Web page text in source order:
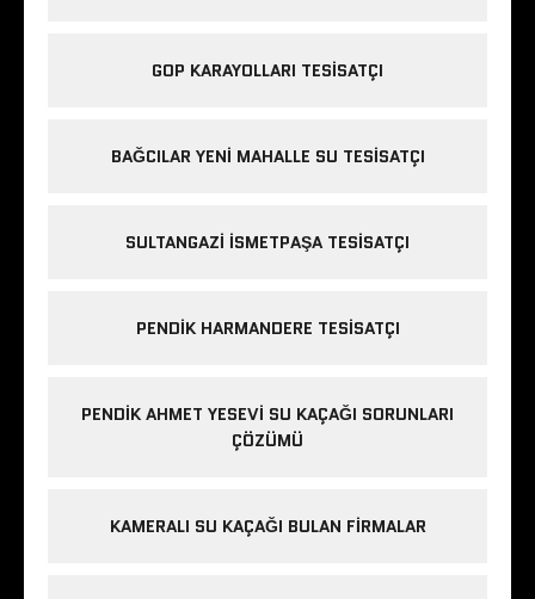
GOP KARAYOLLARI TESISATÇI
BAĞCILAR YENI MAHALLE SU TESISATÇI
SULTANGAZI ISMETPAŞA TESISATÇI
PENDIK HARMANDERE TESISATÇI
PENDIK AHMET YESEVI SU KAÇAĞI SORUNLARI
ÇÖZÜMÜ
KAMERALI SU KAÇAĞI BULAN FIRMALAR